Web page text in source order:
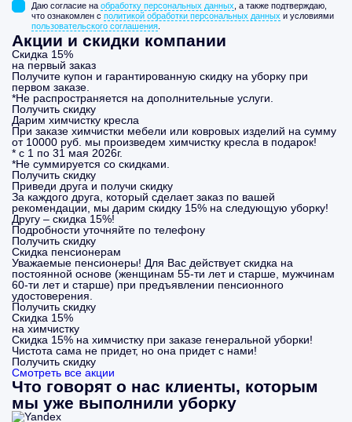
Даю согласие на обработку персональных данных , а также подтверждаю,
что ознакомлен с политикой обработки персональных данных и условиями
пользовательского соглашения
Акции и скидки компании
Скидка 15%
на первый заказ
Получите купон и гарантированную скидку на уборку при
первом заказе.
*Не распространяется на дополнительные услуги.
Получить скидку
Дарим химчистку кресла
При заказе химчистки мебели или ковровых изделий на сумму
от 10000 руб. мы произведем химчистку кресла в подарок!
* с 1 по 31 мая 2026г.
*Не суммируется со скидками.
Получить скидку
Приведи друга и получи скидку
За каждого друга, который сделает заказ по вашей
рекомендации, мы дарим скидку 15% на следующую уборку!
Другу – скидка 15%!
Подробности уточняйте по телефону
Получить скидку
Скидка пенсионерам
Уважаемые пенсионеры! Для Вас действует скидка на
постоянной основе (женщинам 55-ти лет и старше, мужчинам
60-ти лет и старше) при предъявлении пенсионного
удостоверения.
Получить скидку
Скидка 15%
на химчистку
Скидка 15% на химчистку при заказе генеральной уборки!
Чистота сама не придет, но она придет с нами!
Получить скидку
Смотреть все акции
Что говорят о нас клиенты, которым
мы уже выполнили уборку